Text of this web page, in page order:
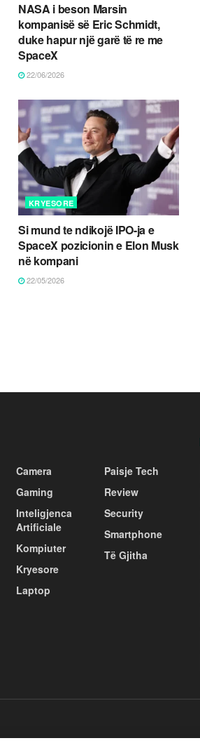
NASA i beson Marsin
kompanisë së Eric Schmidt,
duke hapur një garë të re me
SpaceX
22/06/2026
KRYESORE
Si mund te ndikojë IPO-ja e
SpaceX pozicionin e Elon Musk
në kompani
22/05/2026
Camera
Gaming
Inteligjenca
Artificiale
Kompiuter
Kryesore
Laptop
Paisje Tech
Review
Security
Smartphone
Të Gjitha